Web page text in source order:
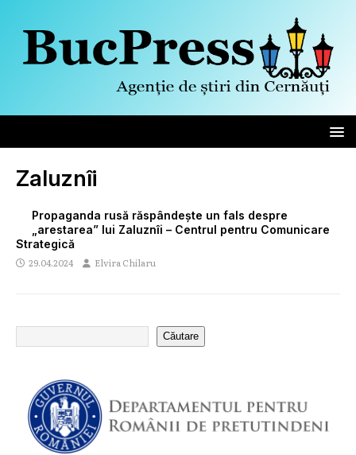
Zaluznîi
Propaganda rusă răspândește un fals despre
„arestarea” lui Zaluznîi – Centrul pentru Comunicare
Strategică
29.04.2024 Elvira Chilaru
Căutare